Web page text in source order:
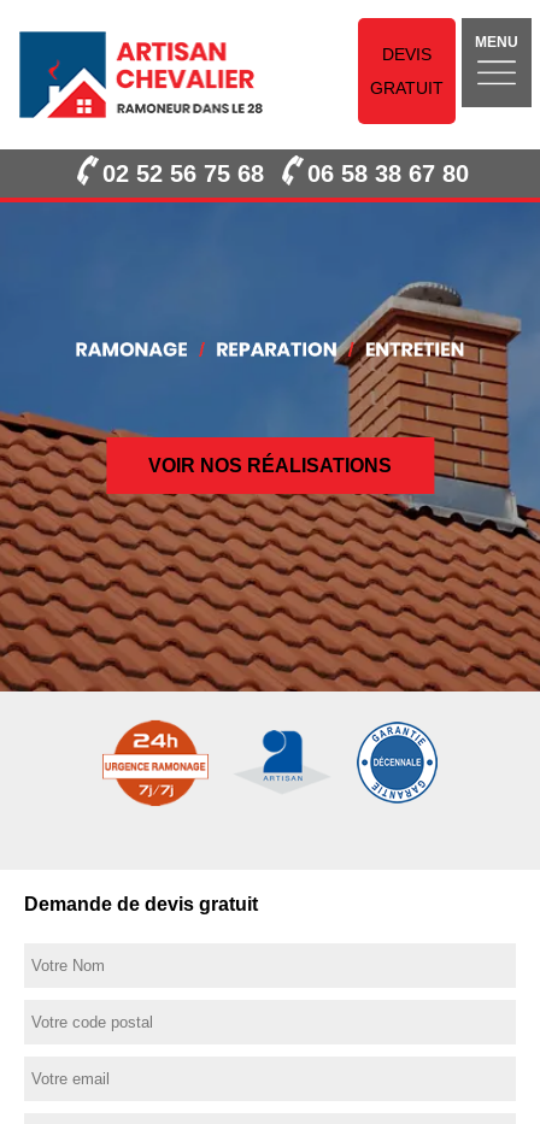
DEVIS
GRATUIT
MENU
02 52 56 75 68 06 58 38 67 80
VOIR NOS RÉALISATIONS
Demande de devis gratuit